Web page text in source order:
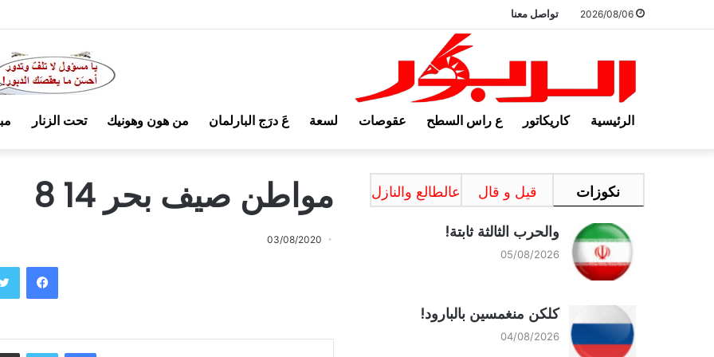
تواصل معنا
الرئيسية كاريكاتور ع راس السطح عقوصات لسعة عَ درَج البارلمان من هون وهونيك تحت الزنار
مواطن صيف بحر 14 8
03/08/2020
فيسبوك
فيسبوك
نكوزات قيل و قال عالطالع والنازل
والحرب الثالثة ثابتة!
05/08/2026
كلكن منغمسين بالبارود!
04/08/2026